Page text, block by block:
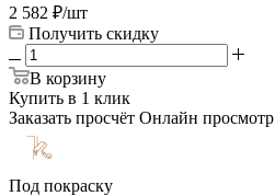
2 582 ₽/шт
Получить скидку
В корзину
Купить в 1 клик
Заказать просчёт Онлайн просмотр
Под покраску